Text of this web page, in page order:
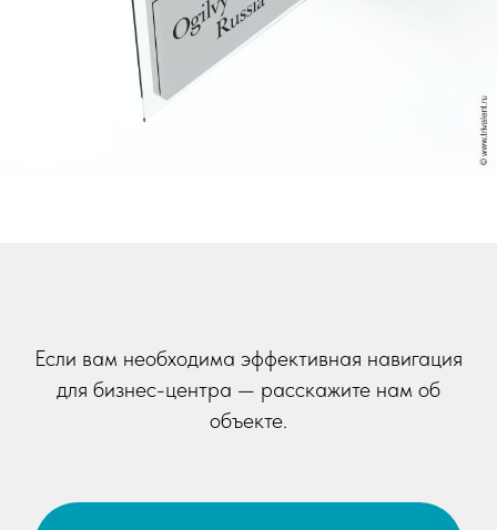
Если вам необходима эффективная навигация
для бизнес-центра — расскажите нам об
объекте.